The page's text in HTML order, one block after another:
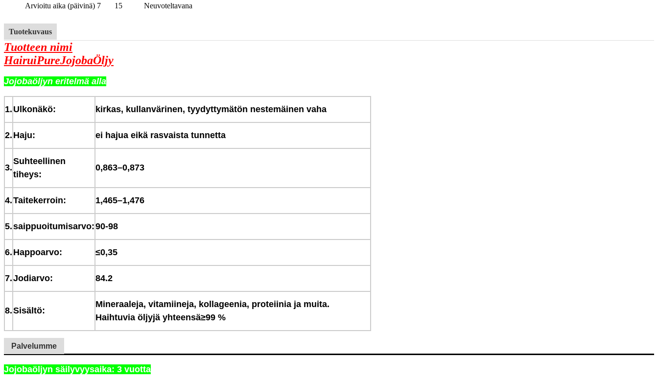
Arvioitu aika (päivinä) 7 15 Neuvoteltavana
Tuotekuvaus
Tuotteen nimi
HairuiPureJojobaÖljy
Jojobaöljyn eritelmä alla
1. Ulkonäkö: kirkas, kullanvärinen, tyydyttymätön nestemäinen vaha
2. Haju: ei hajua eikä rasvaista tunnetta
3.
Suhteellinen
tiheys:
0,863–0,873
4.Taitekerroin: 1,465–1,476
5.saippuoitumisarvo:90-98
6. Happoarvo: ≤0,35
7.Jodiarvo: 84.2
8.Sisältö:
Mineraaleja, vitamiineja, kollageenia, proteiinia ja muita.
Haihtuvia öljyjä yhteensä≥99 %
Palvelumme
Jojobaöljyn säilyvyysaika: 3 vuotta